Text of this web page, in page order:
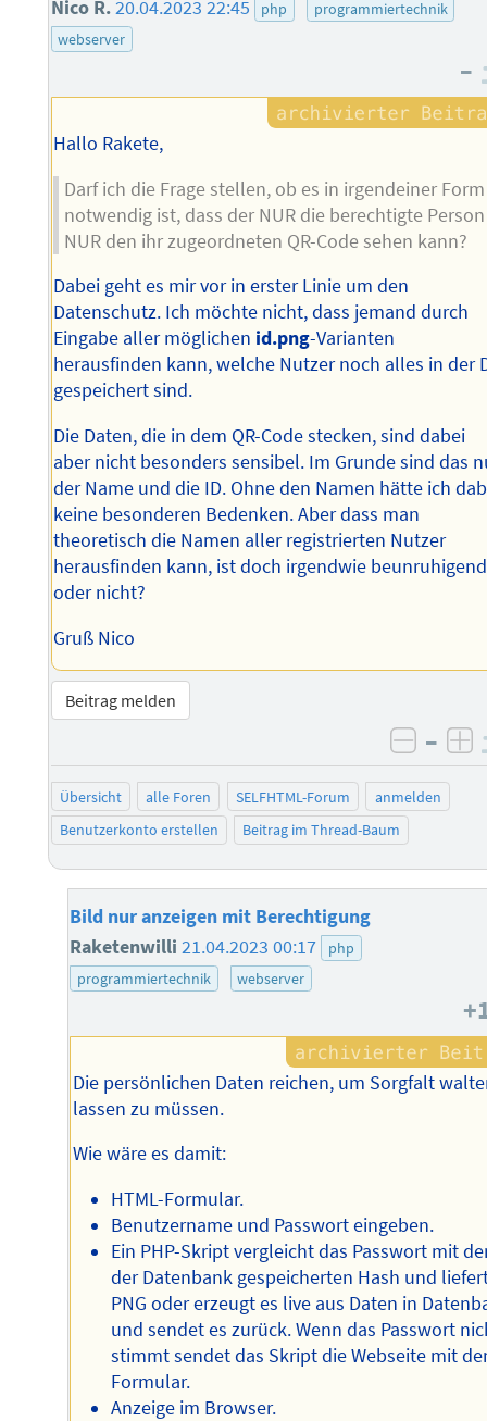
Nico R.20.04.2023 22:45 php
programmiertechnik
webserver
–
Hallo Rakete,
Darf ich die Frage stellen, ob es in irgendeiner Form
notwendig ist, dass der NUR die berechtigte Person
NUR den ihr zugeordneten QR-Code sehen kann?
Dabei geht es mir vor in erster Linie um den
Datenschutz. Ich möchte nicht, dass jemand durch
Eingabe aller möglichen id.png-Varianten
herausfinden kann, welche Nutzer noch alles in der
gespeichert sind.
Die Daten, die in dem QR-Code stecken, sind dabei
aber nicht besonders sensibel. Im Grunde sind das
der Name und die ID. Ohne den Namen hätte ich
keine besonderen Bedenken. Aber dass man
theoretisch die Namen aller registrierten Nutzer
herausfinden kann, ist doch irgendwie
oder nicht?
Gruß Nico
Beitrag melden
–
Übersicht alle Foren SELFHTML-Forum
anmelden
Benutzerkonto erstellen
Beitrag im Thread-Baum
Bild nur anzeigen mit Berechtigung
Raketenwilli21.04.2023 00:17
php
programmiertechnik
webserver
Die persönlichen Daten reichen, um Sorgfalt
lassen zu müssen.
Wie wäre es damit:
HTML-Formular.
Benutzername und Passwort eingeben.
Ein PHP-Skript vergleicht das Passwort mit
der Datenbank gespeicherten Hash und
PNG oder erzeugt es live aus Daten in
und sendet es zurück. Wenn das Passwort
stimmt sendet das Skript die Webseite mit
Formular.
Anzeige im Browser.